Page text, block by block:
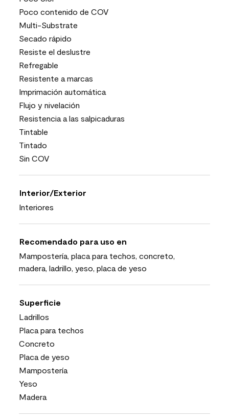
Poco contenido de COV
Multi-Substrate
Secado rápido
Resiste el deslustre
Refregable
Resistente a marcas
Imprimación automática
Flujo y nivelación
Resistencia a las salpicaduras
Tintable
Tintado
Sin COV
Interior/Exterior
Interiores
Recomendado para uso en
Mampostería, placa para techos, concreto,
madera, ladrillo, yeso, placa de yeso
Superficie
Ladrillos
Placa para techos
Concreto
Placa de yeso
Mampostería
Yeso
Madera